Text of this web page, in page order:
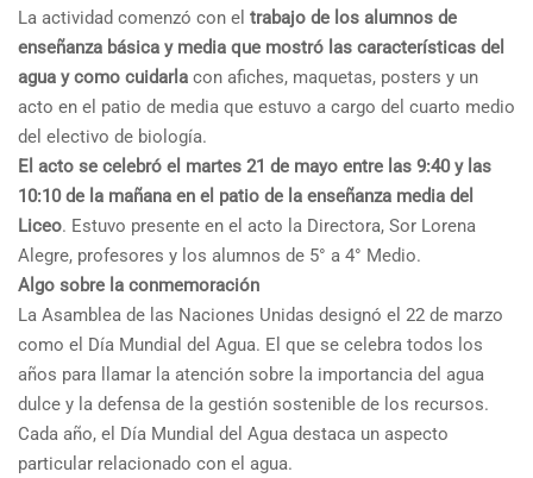
La actividad comenzó con el trabajo de los alumnos de
enseñanza básica y media que mostró las características del
agua y como cuidarla con afiches, maquetas, posters y un
acto en el patio de media que estuvo a cargo del cuarto medio
del electivo de biología.
El acto se celebró el martes 21 de mayo entre las 9:40 y las
10:10 de la mañana en el patio de la enseñanza media del
Liceo. Estuvo presente en el acto la Directora, Sor Lorena
Alegre, profesores y los alumnos de 5° a 4° Medio.
Algo sobre la conmemoración
La Asamblea de las Naciones Unidas designó el 22 de marzo
como el Día Mundial del Agua. El que se celebra todos los
años para llamar la atención sobre la importancia del agua
dulce y la defensa de la gestión sostenible de los recursos.
Cada año, el Día Mundial del Agua destaca un aspecto
particular relacionado con el agua.